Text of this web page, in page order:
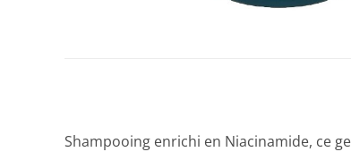
Shampooing enrichi en Niacinamide, ce